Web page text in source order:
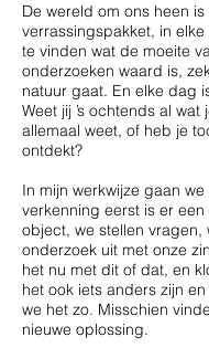
De wereld om ons heen is
verrassingspakket, in
te vinden wat de moeite
onderzoeken waard is,
natuur gaat. En elke dag
Weet jij ’s ochtends al wat
allemaal weet, of heb je
ontdekt?
In mijn werkwijze gaan
verkenning eerst is er
object, we stellen vragen,
onderzoek uit met onze
het nu met dit of dat, en
het ook iets anders zijn
we het zo. Misschien
nieuwe oplossing.